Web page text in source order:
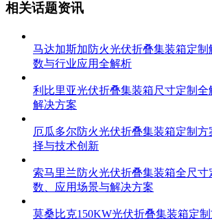
相关话题资讯
马达加斯加防火光伏折叠集装箱定制
数与行业应用全解析
利比里亚光伏折叠集装箱尺寸定制
解决方案
厄瓜多尔防火光伏折叠集装箱定制
择与技术创新
索马里兰防火光伏折叠集装箱全尺寸
数、应用场景与解决方案
莫桑比克150KW光伏折叠集装箱定